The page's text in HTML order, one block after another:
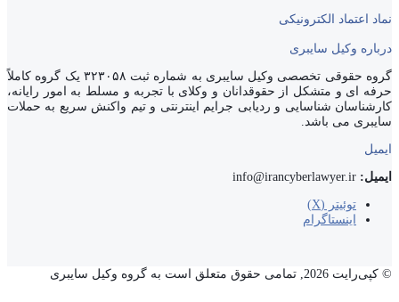
نماد اعتماد الکترونیکی
درباره وکیل سایبری
گروه حقوقی تخصصی وکیل سایبری به شماره ثبت ۳۲۳۰۵۸ یک گروه کاملاً
حرفه ای و متشکل از حقوقدانان و وکلای با تجربه و مسلط به امور رایانه،
کارشناسان شناسایی و ردیابی جرایم اینترنتی و تیم واکنش سریع به حملات
سایبری می باشد.
ایمیل
ایمیل: info@irancyberlawyer.ir
توئیتر (X)
اینستاگرام
© کپی‌رایت 2026, تمامی حقوق متعلق است به گروه وکیل سایبری